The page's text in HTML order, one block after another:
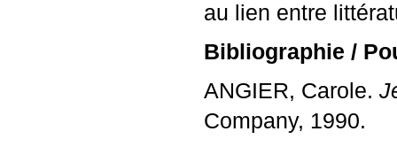
au lien entre
Bibliographie /
ANGIER, Carole.
Company, 1990.